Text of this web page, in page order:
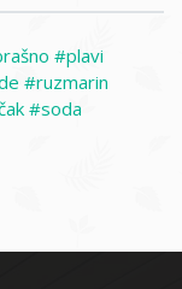
plavi
ruzmarin
soda